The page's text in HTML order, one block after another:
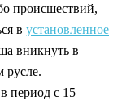
происшествий,
в установленное
вникнуть в
русле.
период с 15